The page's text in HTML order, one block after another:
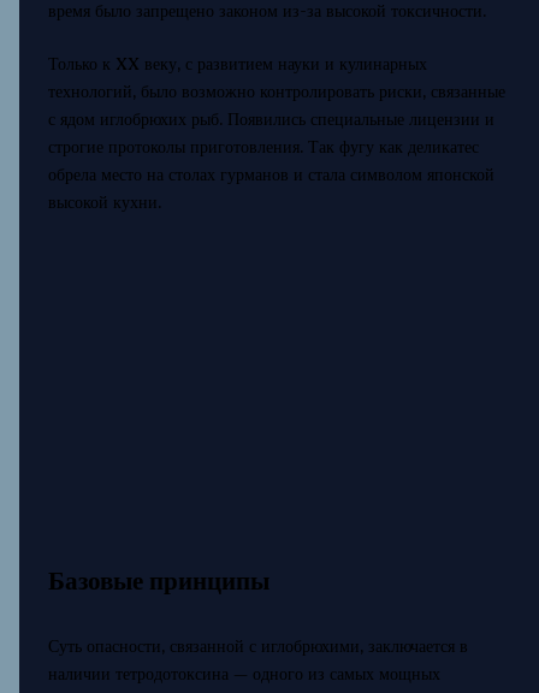
время было запрещено законом из-за высокой токсичности.
Только к XX веку, с развитием науки и кулинарных
технологий, было возможно контролировать риски, связанные
с ядом иглобрюхих рыб. Появились специальные лицензии и
строгие протоколы приготовления. Так фугу как деликатес
обрела место на столах гурманов и стала символом японской
высокой кухни.
Базовые принципы
Суть опасности, связанной с иглобрюхими, заключается в
наличии тетродотоксина — одного из самых мощных